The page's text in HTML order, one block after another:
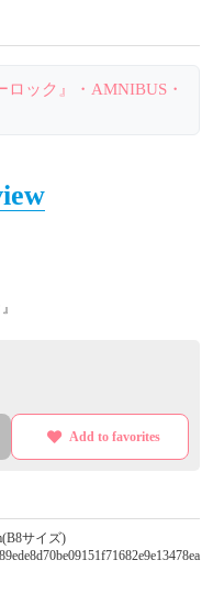
ロック』・AMNIBUS・
Add to favorites
サイズ)